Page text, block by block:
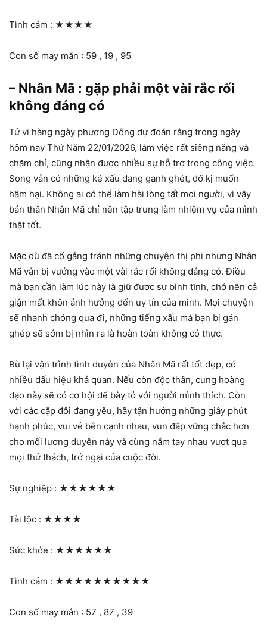
Tình cảm : ★★★★
Con số may mắn : 59 , 19 , 95
– Nhân Mã : gặp phải một vài rắc rối
không đáng có
Tử vi hàng ngày phương Đông dự đoán rằng trong ngày
hôm nay Thứ Năm 22/01/2026, làm việc rất siêng năng và
chăm chỉ, cũng nhận được nhiều sự hỗ trợ trong công việc.
Song vẫn có những kẻ xấu đang ganh ghét, đố kị muốn
hãm hại. Không ai có thể làm hài lòng tất mọi người, vì vậy
bản thân Nhân Mã chỉ nên tập trung làm nhiệm vụ của mình
thật tốt.
Mặc dù đã cố gắng tránh những chuyện thị phi nhưng Nhân
Mã vẫn bị vướng vào một vài rắc rối không đáng có. Điều
mà bạn cần làm lúc này là giữ được sự bình tĩnh, chớ nên cả
giận mất khôn ảnh hưởng đến uy tín của mình. Mọi chuyện
sẽ nhanh chóng qua đi, những tiếng xấu mà bạn bị gán
ghép sẽ sớm bị nhìn ra là hoàn toàn không có thực.
Bù lại vận trình tình duyên của Nhân Mã rất tốt đẹp, có
nhiều dấu hiệu khả quan. Nếu còn độc thân, cung hoàng
đạo này sẽ có cơ hội để bày tỏ với người mình thích. Còn
với các cặp đôi đang yêu, hãy tận hưởng những giây phút
hạnh phúc, vui vẻ bên cạnh nhau, vun đắp vững chắc hơn
cho mối lương duyên này và cùng nắm tay nhau vượt qua
mọi thử thách, trở ngại của cuộc đời.
Sự nghiệp : ★★★★★★
Tài lộc : ★★★★
Sức khỏe : ★★★★★★
Tình cảm : ★★★★★★★★★★
Con số may mắn : 57 , 87 , 39